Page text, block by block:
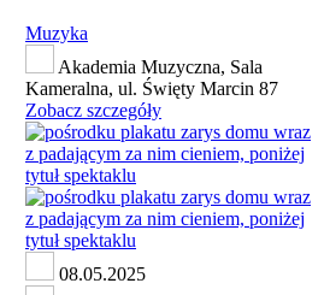
Muzyka
Akademia Muzyczna, Sala
Kameralna, ul. Święty Marcin 87
Zobacz szczegóły
08.05.2025